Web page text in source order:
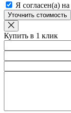
Я согласен(а) на
Уточнить стоимость
Купить в 1 клик